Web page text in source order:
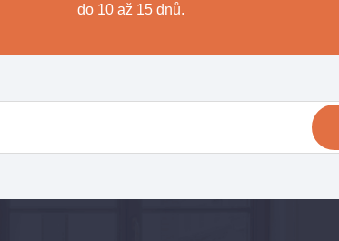
do 10 až 15 dnů.